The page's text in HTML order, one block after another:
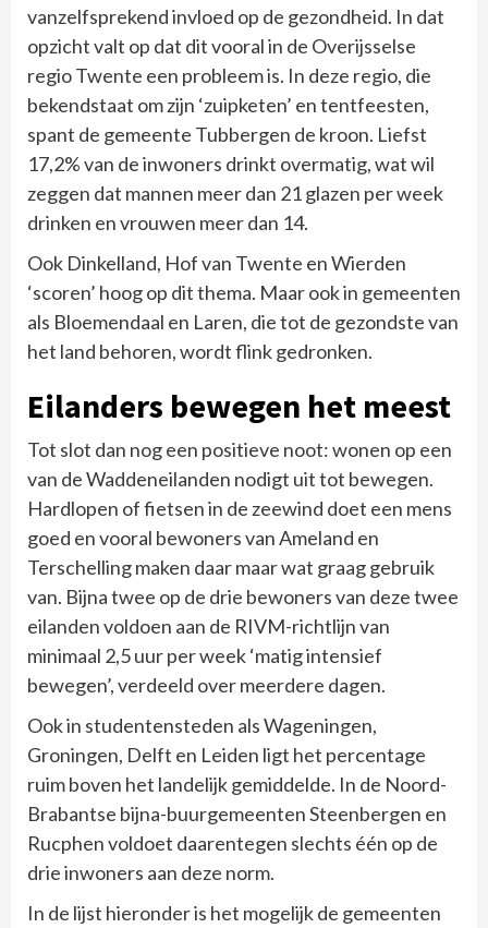
vanzelfsprekend invloed op de gezondheid. In dat
opzicht valt op dat dit vooral in de Overijsselse
regio Twente een probleem is. In deze regio, die
bekendstaat om zijn ‘zuipketen’ en tentfeesten,
spant de gemeente Tubbergen de kroon. Liefst
17,2% van de inwoners drinkt overmatig, wat wil
zeggen dat mannen meer dan 21 glazen per week
drinken en vrouwen meer dan 14.
Ook Dinkelland, Hof van Twente en Wierden
‘scoren’ hoog op dit thema. Maar ook in gemeenten
als Bloemendaal en Laren, die tot de gezondste van
het land behoren, wordt flink gedronken.
Eilanders bewegen het meest
Tot slot dan nog een positieve noot: wonen op een
van de Waddeneilanden nodigt uit tot bewegen.
Hardlopen of fietsen in de zeewind doet een mens
goed en vooral bewoners van Ameland en
Terschelling maken daar maar wat graag gebruik
van. Bijna twee op de drie bewoners van deze twee
eilanden voldoen aan de RIVM-richtlijn van
minimaal 2,5 uur per week ‘matig intensief
bewegen’, verdeeld over meerdere dagen.
Ook in studentensteden als Wageningen,
Groningen, Delft en Leiden ligt het percentage
ruim boven het landelijk gemiddelde. In de Noord-
Brabantse bijna-buurgemeenten Steenbergen en
Rucphen voldoet daarentegen slechts één op de
drie inwoners aan deze norm.
In de lijst hieronder is het mogelijk de gemeenten